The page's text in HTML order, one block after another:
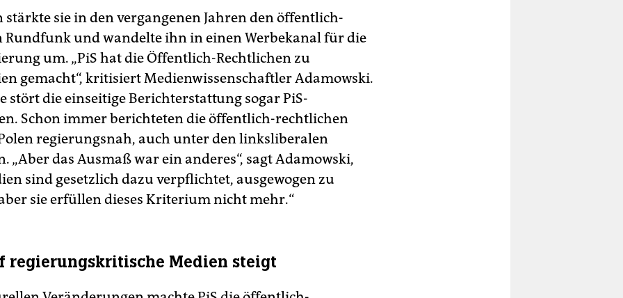
stärkte sie in den vergangenen Jahren den öffentlich-
Rundfunk und wandelte ihn in einen Werbekanal für die
um. „PiS hat die Öffentlich-Rechtlichen zu
gemacht“, kritisiert Medienwissenschaftler Adamowski.
stört die einseitige Berichterstattung sogar PiS-
Schon immer berichteten die öffentlich-rechtlichen
regierungsnah, auch unter den linksliberalen
„Aber das Ausmaß war ein anderes“, sagt Adamowski,
sind gesetzlich dazu verpflichtet, ausgewogen zu
sie erfüllen dieses Kriterium nicht mehr.“
regierungskritische Medien steigt